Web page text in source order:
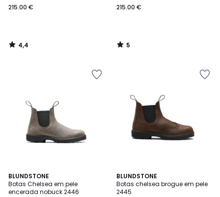
215.00 €
4,4
/
215.00 €
5
/
BLUNDSTONE
Botas Chelsea em pele
encerada nobuck 2446
BLUNDSTONE
Botas chelsea brogue em pele
2445